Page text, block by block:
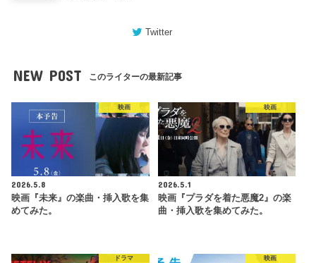
Twitter
NEW POST このライターの最新記事
映画
2026.5.8
映画『未来』の楽曲・挿入歌を集
めてみた。
映画
2026.5.1
映画『プラダを着た悪魔2』の楽
曲・挿入歌を集めてみた。
ドラマ 映画